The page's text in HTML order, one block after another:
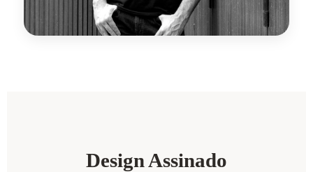
Design Assinado